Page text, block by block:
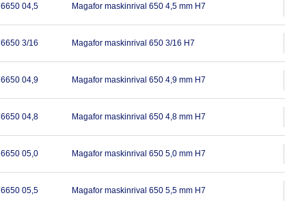
04,5 Magafor maskinrival 650 4,5 mm H7
3/16 Magafor maskinrival 650 3/16 H7
04,9 Magafor maskinrival 650 4,9 mm H7
04,8 Magafor maskinrival 650 4,8 mm H7
05,0 Magafor maskinrival 650 5,0 mm H7
05,5 Magafor maskinrival 650 5,5 mm H7